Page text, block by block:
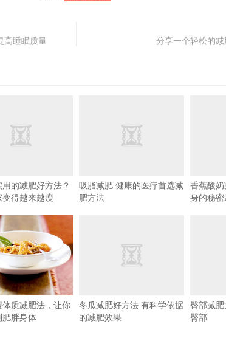
高睡眠质量
分享一个轻松的
的减肥好方法？
得越来越瘦
吸脂减肥 健康的医疗首选减
肥方法
香蕉酸
身的秘
质减肥法，让你
胖身体
冬瓜减肥好方法 有科学依据
的减肥效果
臀部减
臀部